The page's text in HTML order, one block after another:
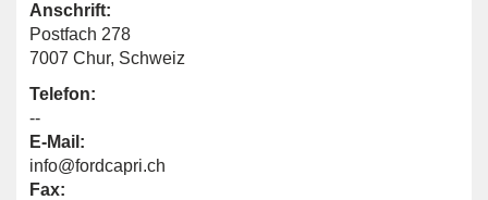
Anschrift:
Postfach 278
7007 Chur, Schweiz
Telefon:
--
E-Mail:
info@fordcapri.ch
Fax: